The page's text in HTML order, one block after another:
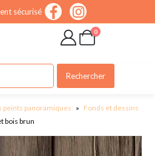
sécurisé
0
Rechercher
peints panoramiques » Fonds et dessins
bois brun